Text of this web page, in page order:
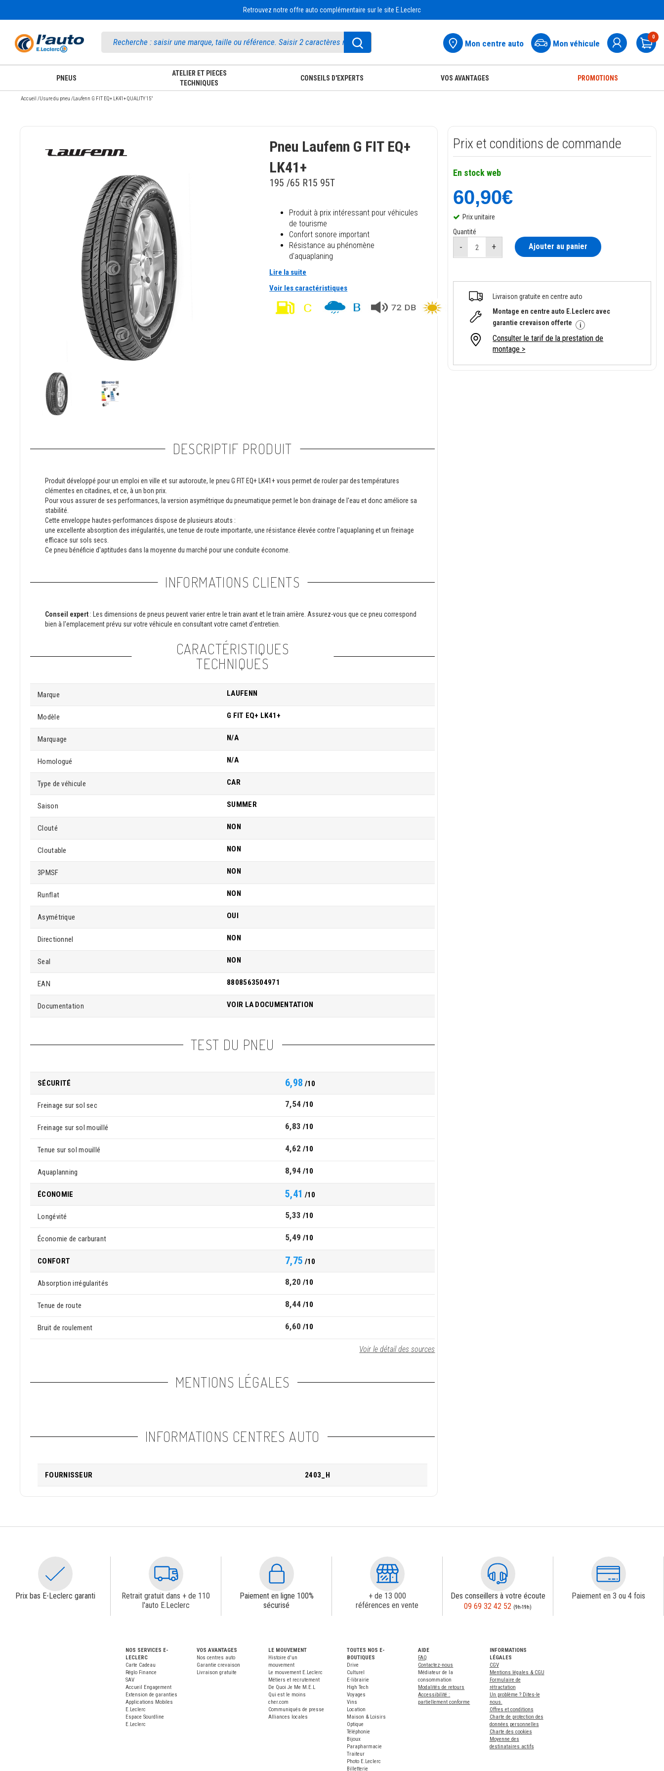
Retrouvez notre offre auto complémentaire sur le site E.Leclerc
Mon centre auto Mon véhicule
0
PNEUS
ATELIER ET PIECES
TECHNIQUES
CONSEILS D'EXPERTS VOS AVANTAGES PROMOTIONS
Accueil /Usure du pneu /Laufenn G FIT EQ+ LK41+ QUALITY 15"
Pneu Laufenn G FIT EQ+
LK41+
195 /65 R15 95T
Produit à prix intéressant pour véhicules
de tourisme
Confort sonore important
Résistance au phénomène
d'aquaplaning
Lire la suite
Voir les caractéristiques
DESCRIPTIF PRODUIT
Produit développé pour un emploi en ville et sur autoroute, le pneu G FIT EQ+ LK41+ vous permet de rouler par des températures
clémentes en citadines, et ce, à un bon prix.
Pour vous assurer de ses performances, la version asymétrique du pneumatique permet le bon drainage de l'eau et donc améliore sa
stabilité.
Cette enveloppe hautes-performances dispose de plusieurs atouts :
une excellente absorption des irrégularités, une tenue de route importante, une résistance élevée contre l'aquaplaning et un freinage
efficace sur sols secs.
Ce pneu bénéficie d'aptitudes dans la moyenne du marché pour une conduite économe.
INFORMATIONS CLIENTS
Conseil expert : Les dimensions de pneus peuvent varier entre le train avant et le train arrière. Assurez-vous que ce pneu correspond
bien à l'emplacement prévu sur votre véhicule en consultant votre carnet d'entretien.
CARACTÉRISTIQUES
TECHNIQUES
Marque LAUFENN
Modèle G FIT EQ+ LK41+
Marquage N/A
Homologué N/A
Type de véhicule CAR
Saison SUMMER
Clouté NON
Cloutable NON
3PMSF NON
Runflat NON
Asymétrique OUI
Directionnel NON
Seal NON
EAN 8808563504971
Documentation VOIR LA DOCUMENTATION
TEST DU PNEU
SÉCURITÉ 6,98 /10
Freinage sur sol sec 7,54 /10
Freinage sur sol mouillé 6,83 /10
Tenue sur sol mouillé 4,62 /10
Aquaplanning 8,94 /10
ÉCONOMIE 5,41 /10
Longévité 5,33 /10
Économie de carburant 5,49 /10
CONFORT 7,75 /10
Absorption irrégularités 8,20 /10
Tenue de route 8,44 /10
Bruit de roulement 6,60 /10
Voir le détail des sources
MENTIONS LÉGALES
INFORMATIONS CENTRES AUTO
FOURNISSEUR 2403_H
Prix et conditions de commande
En stock web
60,90€
Prix unitaire
Quantité
Ajouter au panier
Livraison gratuite en centre auto
Montage en centre auto E.Leclerc avec
garantie crevaison offerte
Consulter le tarif de la prestation de
montage >
Prix bas E-Leclerc garanti
Retrait gratuit dans + de 110
l'auto E.Leclerc
Paiement en ligne 100%
sécurisé
+ de 13 000
références en vente
Des conseillers à votre écoute
09 69 32 42 52 (9h-19h)
Paiement en 3 ou 4 fois
NOS SERVICES E-
LECLERC
Carte Cadeau
Réglo Finance
SAV
Accueil Engagement
Extension de garanties
Applications Mobiles
E.Leclerc
Espace Sourdline
E.Leclerc
VOS AVANTAGES
Nos centres auto
Garantie crevaison
Livraison gratuite
LE MOUVEMENT
Histoire d'un
mouvement
Le mouvement E.Leclerc
Métiers et recrutement
De Quoi Je Me M.E.L
Qui est le moins
cher.com
Communiqués de presse
Alliances locales
TOUTES NOS E-
BOUTIQUES
Drive
Culturel
E-librairie
High Tech
Voyages
Vins
Location
Maison & Loisirs
Optique
Téléphonie
Bijoux
Parapharmacie
Traiteur
Photo E.Leclerc
Billetterie
AIDE
FAQ
Contactez-nous
Médiateur de la
consommation
Modalités de retours
Accessibilité :
partiellement conforme
INFORMATIONS
LÉGALES
CGV
Mentions légales & CGU
Formulaire de
rétractation
Un problème ? Dites-le
nous.
Offres et conditions
Charte de protection des
données personnelles
Charte des cookies
Moyenne des
destinataires actifs